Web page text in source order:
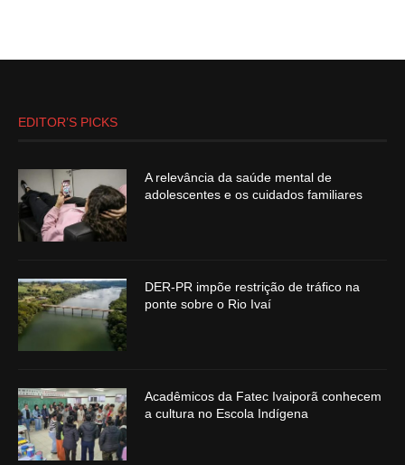
EDITOR’S PICKS
A relevância da saúde mental de
adolescentes e os cuidados familiares
DER-PR impõe restrição de tráfico na
ponte sobre o Rio Ivaí
Acadêmicos da Fatec Ivaiporã conhecem
a cultura no Escola Indígena